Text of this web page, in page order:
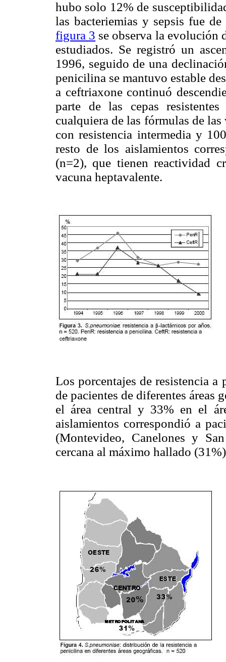
hubo solo 12% de
las bacteriemias y sepsis fue
figura 3 se observa la evolución
estudiados. Se registró un
1996, seguido de una
penicilina se mantuvo estable
a ceftriaxone continuó
parte de las cepas
cualquiera de las fórmulas de
con resistencia intermedia y
resto de los aislamientos
(n=2), que tienen reactividad
vacuna heptavalente.
Los porcentajes de resistencia
de pacientes de diferentes áreas
el área central y 33% en el
aislamientos correspondió a
(Montevideo, Canelones y
cercana al máximo hallado